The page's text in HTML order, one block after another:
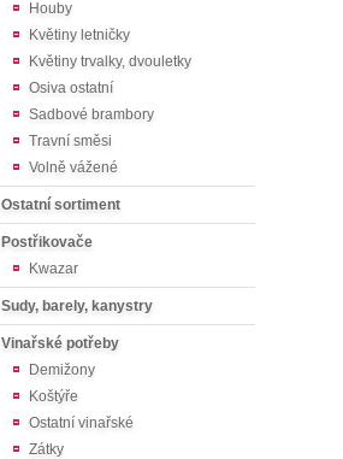
Houby
Květiny letničky
Květiny trvalky, dvouletky
Osiva ostatní
Sadbové brambory
Travní směsi
Volně vážené
Ostatní sortiment
Postřikovače
Kwazar
Sudy, barely, kanystry
Vinařské potřeby
Demižony
Koštýře
Ostatní vinařské
Zátky